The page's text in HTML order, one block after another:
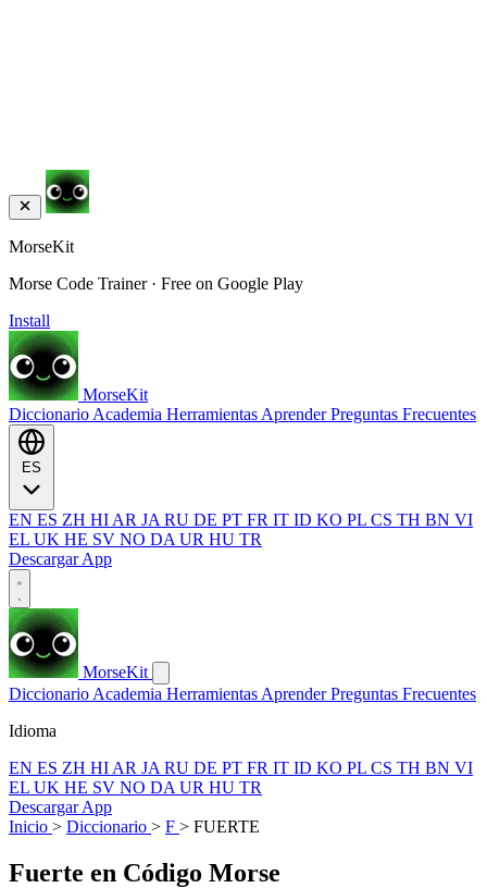
MorseKit
Morse Code Trainer · Free on Google Play
Install
MorseKit
Diccionario Academia Herramientas AprenderPreguntas Frecuentes
EN ES ZH HI AR JA RU DE PT FR IT ID KO PL CS TH BN VI
EL UK HE SV NO DA UR HU TR
Descargar App
MorseKit
Diccionario Academia Herramientas AprenderPreguntas Frecuentes
Idioma
EN ES ZH HI AR JA RU DE PT FR IT ID KO PL CS TH BN VI
EL UK HE SV NO DA UR HU TR
Descargar App
Inicio > Diccionario > F > FUERTE
Fuerte en Código Morse